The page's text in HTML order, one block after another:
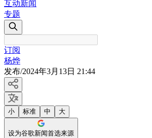
互动新闻
专题
订阅
杨烨
发布/2024年3月13日 21:44
小 标准 中 大
设为谷歌新闻首选来源